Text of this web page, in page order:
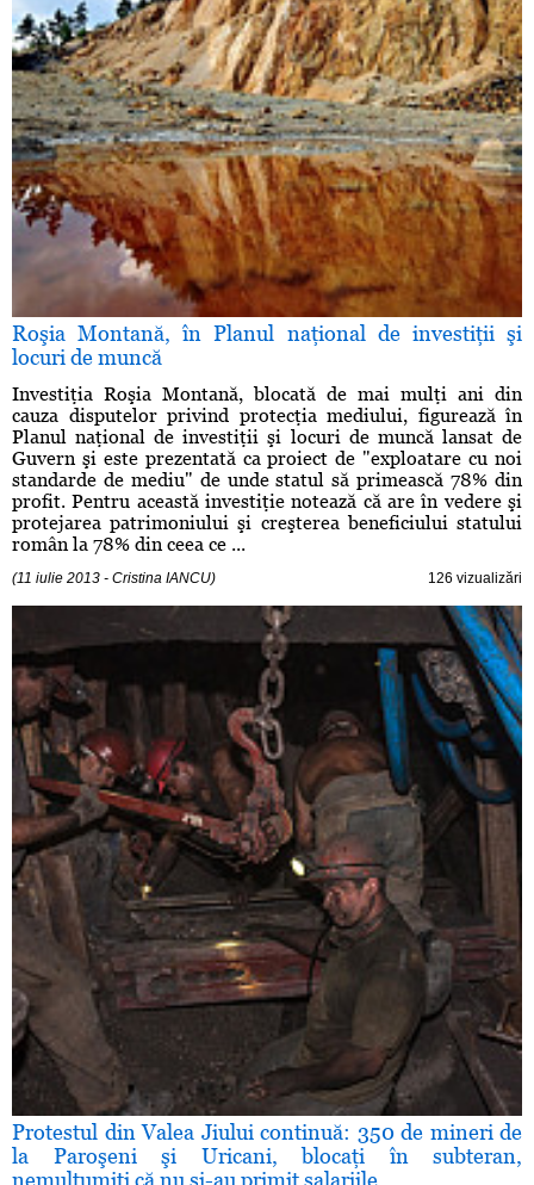
Roşia Montană, în Planul naţional de investiţii şi
locuri de muncă
Investiţia Roşia Montană, blocată de mai mulţi ani din
cauza disputelor privind protecţia mediului, figurează în
Planul naţional de investiţii şi locuri de muncă lansat de
Guvern şi este prezentată ca proiect de "exploatare cu noi
standarde de mediu" de unde statul să primească 78% din
profit. Pentru această investiţie notează că are în vedere şi
protejarea patrimoniului şi creşterea beneficiului statului
român la 78% din ceea ce ...
(11 iulie 2013 - Cristina IANCU) 126 vizualizări
Protestul din Valea Jiului continuă: 350 de mineri de
la Paroşeni şi Uricani, blocaţi în subteran,